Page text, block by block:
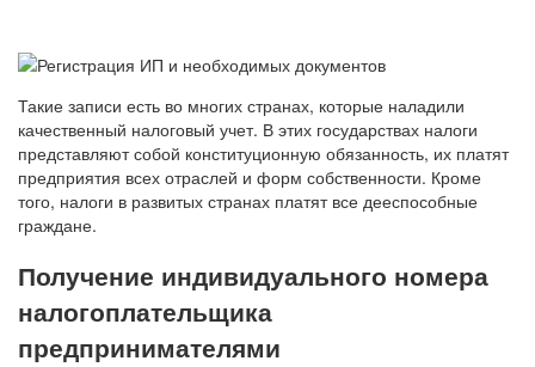
Такие записи есть во многих странах, которые наладили
качественный налоговый учет. В этих государствах налоги
представляют собой конституционную обязанность, их платят
предприятия всех отраслей и форм собственности. Кроме
того, налоги в развитых странах платят все дееспособные
граждане.
Получение индивидуального номера
налогоплательщика
предпринимателями